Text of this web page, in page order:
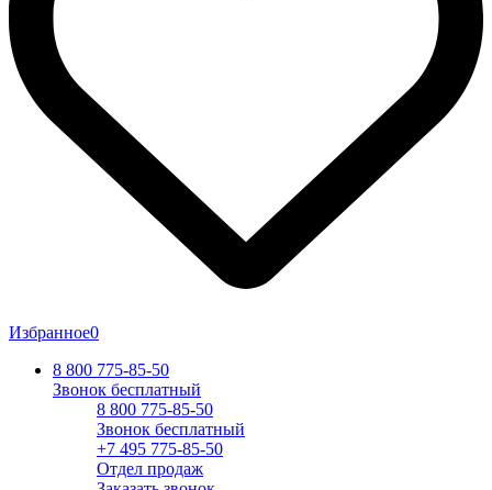
Избранное0
8 800 775-85-50
Звонок бесплатный
8 800 775-85-50
Звонок бесплатный
+7 495 775-85-50
Отдел продаж